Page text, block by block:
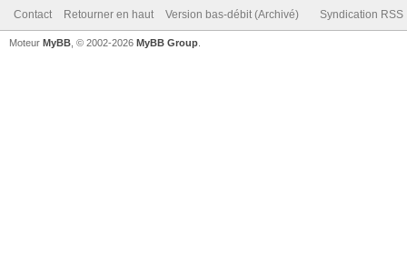
Contact Retourner en haut Version bas-débit (Archivé) Syndication RSS
Moteur MyBB , © 2002-2026 MyBB Group